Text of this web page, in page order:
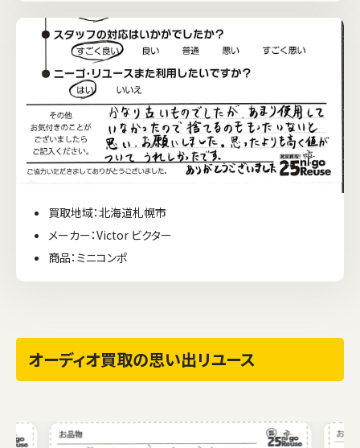
買取地域：北海道札幌市
メーカー：Victor ビクター
商品：ミニコンポ
オーディオ買取の思い出リユース